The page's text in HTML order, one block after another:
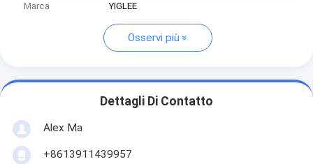
Marca
YIGLEE
Osservi più
Dettagli Di Contatto
Alex Ma
+8613911439957